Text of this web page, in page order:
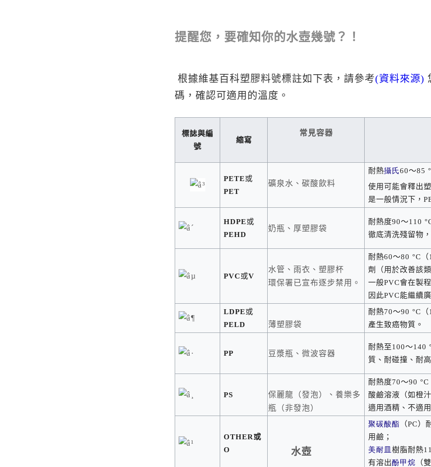
提醒您，要確知你的水壺幾號？！
根據維基百科塑膠料號標註如下表，請參考(資料來源)
碼，確認可適用的溫度。
標誌與編
號
縮寫
常見容器
PETE或
PET
礦泉水、碳酸飲料
耐熱攝氏60～85
使用可能會釋出
是一般情況下，
HDPE或
PEHD
奶瓶、厚塑膠袋
耐熱度90～110
徹底清洗殘留物
PVC或V
水管、雨衣、塑膠杯
環保署已宣布逐步禁用。
耐熱60～80 °C （
劑（用於改善該
一般PVC會在製
因此PVC能繼續
LDPE或
PELD
薄塑膠袋
耐熱70～90 °C （
產生致癌物質。
PP 豆漿瓶、微波容器
耐熱至100～140
質、耐碰撞、耐
PS
保麗龍（發泡）、養樂多
瓶（非發泡）
耐熱度70～90 °C
酸鹼溶液（如橙
適用酒精、不適
OTHER或
O
水壺
聚碳酸酯 （PC）
用鹼；
美耐皿 樹脂耐熱
有溶出酚甲烷 （